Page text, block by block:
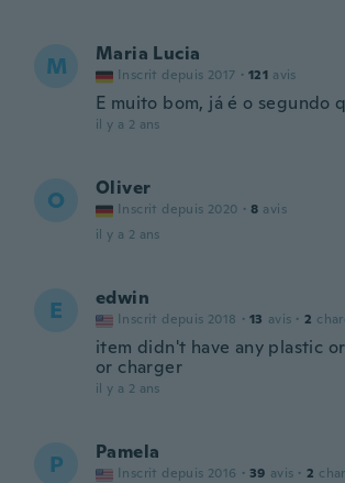
M Maria Lucia
Inscrit depuis 2017 · 121 avis
E muito bom, já é o segundo
il y a 2 ans
O Oliver
Inscrit depuis 2020 · 8 avis
il y a 2 ans
E edwin
Inscrit depuis 2018 · 13 avis · 2
item didn't have any plastic
or charger
il y a 2 ans
P Pamela
Inscrit depuis 2016 · 39 avis · 2